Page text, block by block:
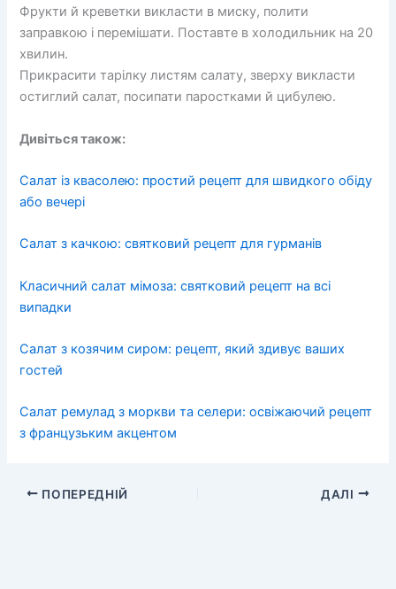
Фрукти й креветки викласти в миску, полити
заправкою і перемішати. Поставте в холодильник на 20
хвилин.
Прикрасити тарілку листям салату, зверху викласти
остиглий салат, посипати паростками й цибулею.
Дивіться також:
Салат із квасолею: простий рецепт для швидкого обіду
або вечері
Салат з качкою: святковий рецепт для гурманів
Класичний салат мімоза: святковий рецепт на всі
випадки
Салат з козячим сиром: рецепт, який здивує ваших
гостей
Салат ремулад з моркви та селери: освіжаючий рецепт
з французьким акцентом
ПОПЕРЕДНІЙ ДАЛІ